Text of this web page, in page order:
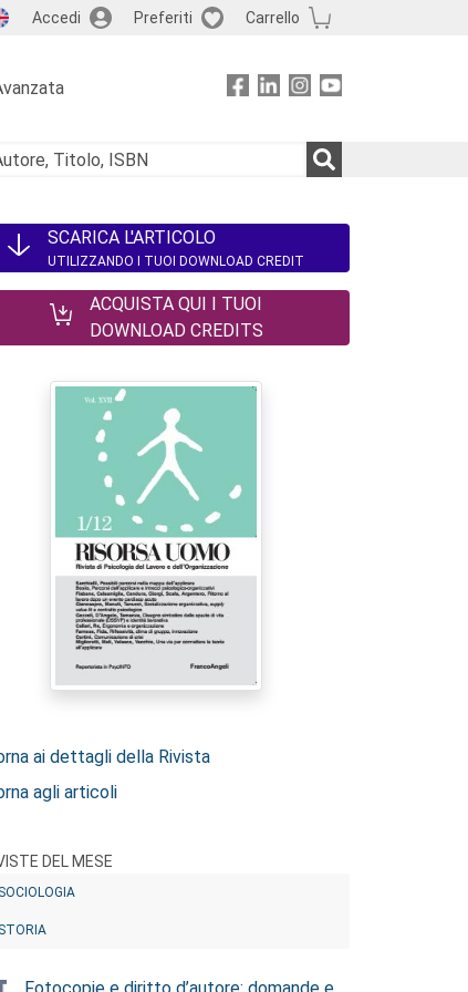
Accedi Preferiti Carrello
SCARICA L'ARTICOLO
UTILIZZANDO I TUOI DOWNLOAD CREDIT
ACQUISTA QUI I TUOI
DOWNLOAD CREDITS
ai dettagli della Rivista
agli articoli
DEL MESE
SOCIOLOGIA
STORIA